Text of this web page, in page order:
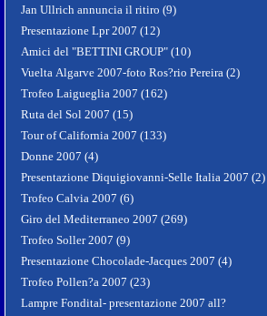
Jan Ullrich annuncia il ritiro (9)
Presentazione Lpr 2007 (12)
Amici del "BETTINI GROUP" (10)
Vuelta Algarve 2007-foto Ros?rio Pereira (2)
Trofeo Laigueglia 2007 (162)
Ruta del Sol 2007 (15)
Tour of California 2007 (133)
Donne 2007 (4)
Presentazione Diquigiovanni-Selle Italia 2007 (2)
Trofeo Calvia 2007 (6)
Giro del Mediterraneo 2007 (269)
Trofeo Soller 2007 (9)
Presentazione Chocolade-Jacques 2007 (4)
Trofeo Pollen?a 2007 (23)
Lampre Fondital- presentazione 2007 all?